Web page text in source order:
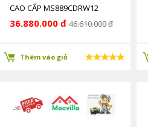
CAO CẤP MS889CDRW12
CHÍNH HÃNG GIÁ RẺ
36.880.000 đ 46.610.000 đ
Thêm vào giỏ